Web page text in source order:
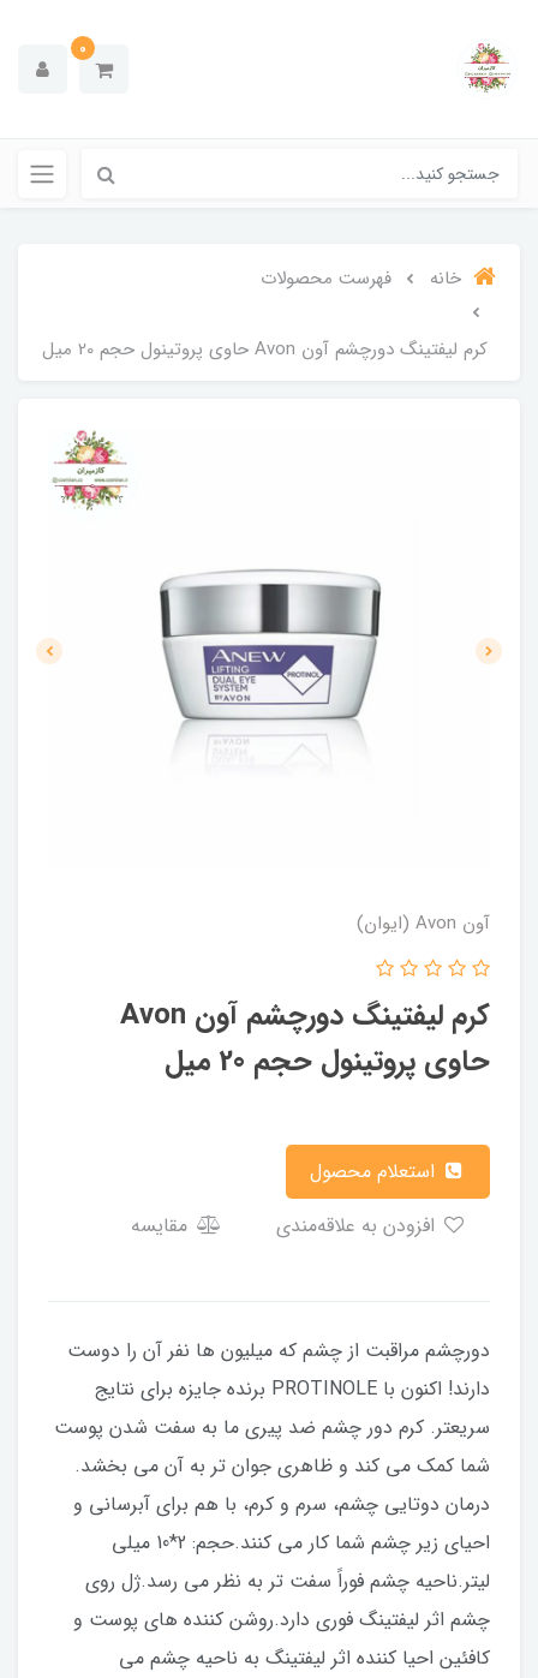
0
خانه فهرست محصولات
کرم لیفتینگ دورچشم آون Avon حاوی پروتینول حجم 20 میل
آون Avon (ایوان)
کرم لیفتینگ دورچشم آون Avon
حاوی پروتینول حجم 20 میل
مقایسه
دورچشم مراقبت از چشم که میلیون ها نفر آن را دوست
دارند! اکنون با PROTINOLE برنده جایزه برای نتایج
سریعتر. کرم دور چشم ضد پیری ما به سفت شدن پوست
شما کمک می کند و ظاهری جوان تر به آن می بخشد.
درمان دوتایی چشم، سرم و کرم، با هم برای آبرسانی و
احیای زیر چشم شما کار می کنند.حجم: 2*10 میلی
لیتر.ناحیه چشم فوراً سفت تر به نظر می رسد.ژل روی
چشم اثر لیفتینگ فوری دارد.روشن کننده های پوست و
کافئین احیا کننده اثر لیفتینگ به ناحیه چشم می